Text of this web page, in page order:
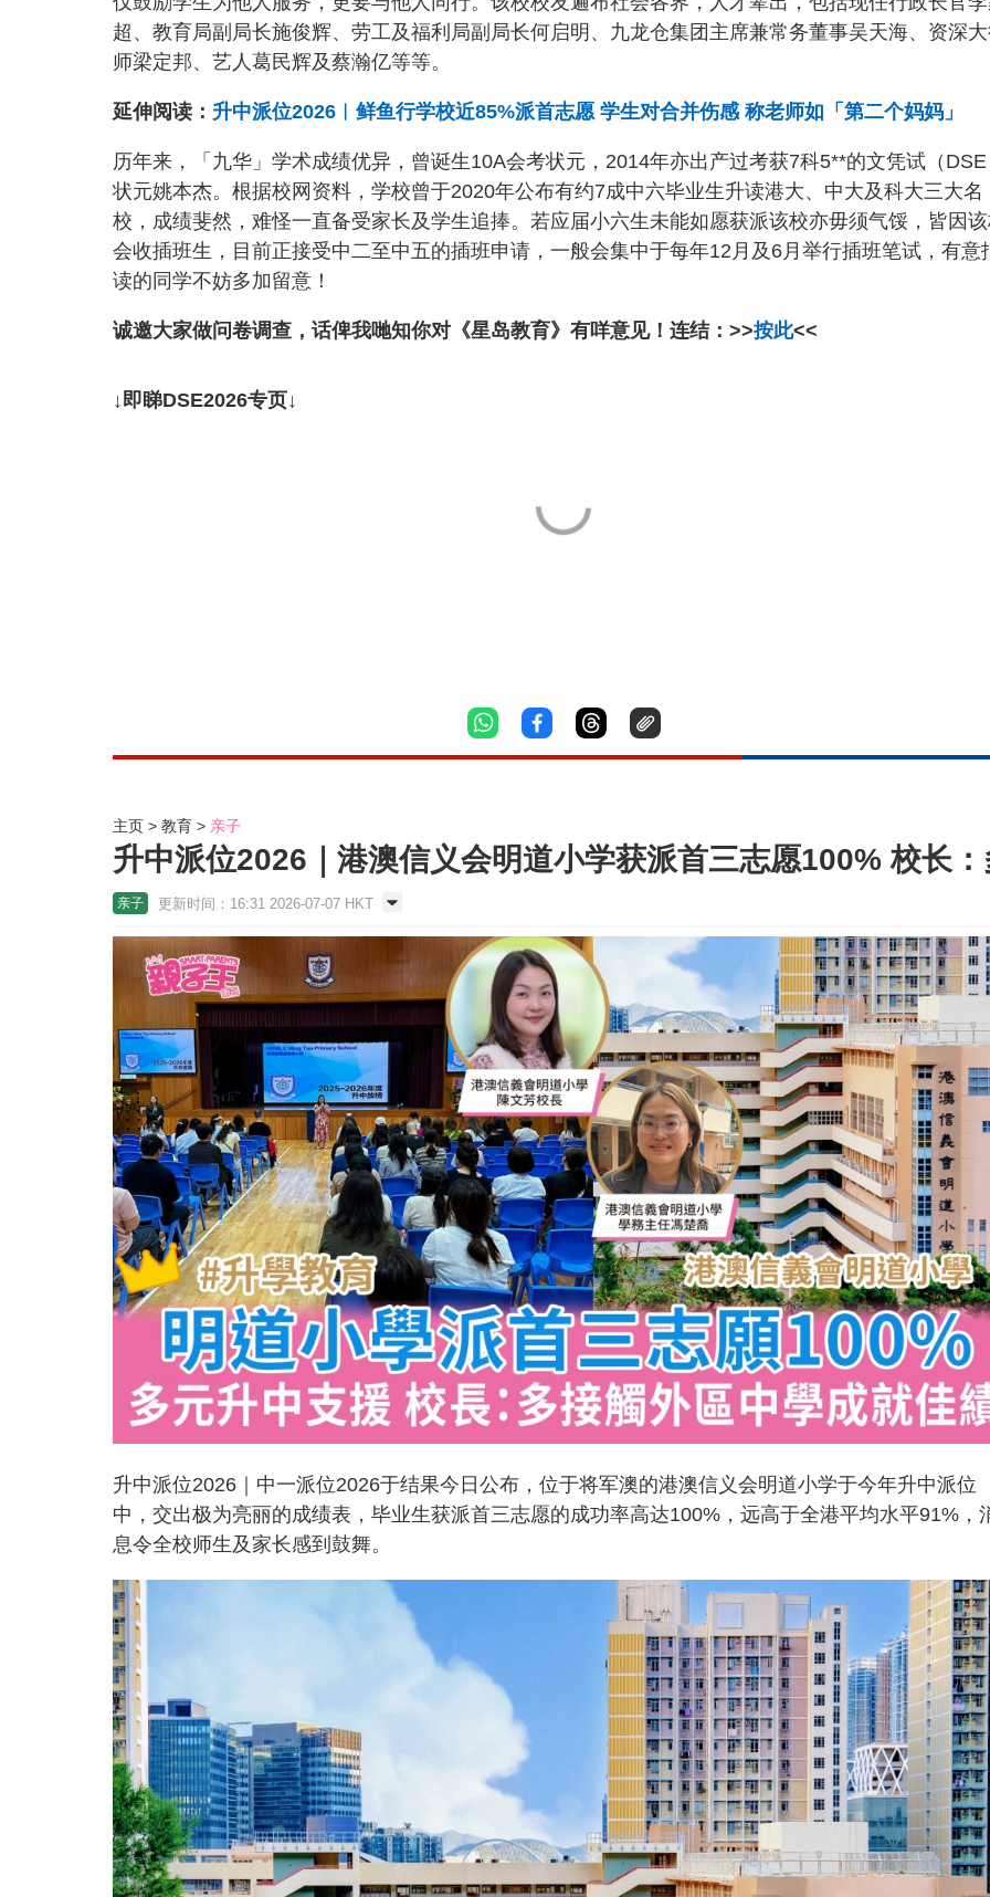
超、教育局副局长施俊辉、劳工及福利局副局长何启明、九龙仓集团主席兼常务董事吴天海、资深
师梁定邦、艺人葛民辉及蔡瀚亿等等。
延伸阅读： 升中派位2026︱鲜鱼行学校近85%派首志愿 学生对合并伤感 称老师如「第二个妈妈」
历年来，「九华」学术成绩优异，曾诞生10A会考状元，2014年亦出产过考获7科5**的文凭试（DSE
状元姚本杰。根据校网资料，学校曾于2020年公布有约7成中六毕业生升读港大、中大及科大三大名
校，成绩斐然，难怪一直备受家长及学生追捧。若应届小六生未能如愿获派该校亦毋须气馁，皆因
会收插班生，目前正接受中二至中五的插班申请，一般会集中于每年12月及6月举行插班笔试，有意
读的同学不妨多加留意！
诚邀大家做问卷调查，话俾我哋知你对《星岛教育》有咩意见！连结：>>按此<<
↓即睇DSE2026专页↓
主页 教育 亲子
升中派位2026｜港澳信义会明道小学获派首三志愿100% 校长
亲子 更新时间：16:31 2026-07-07 HKT
升中派位2026｜中一派位2026于结果今日公布，位于将军澳的港澳信义会明道小学于今年升中派位
中，交出极为亮丽的成绩表，毕业生获派首三志愿的成功率高达100%，远高于全港平均水平91%，
息令全校师生及家长感到鼓舞。